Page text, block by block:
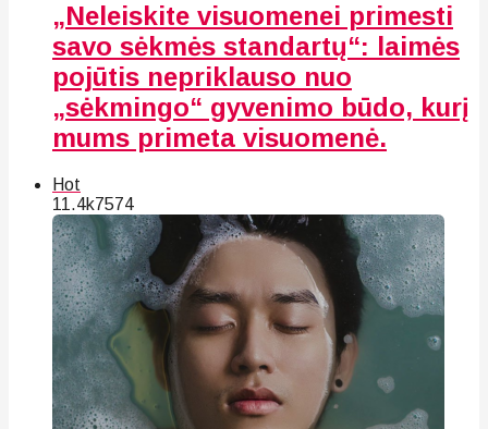
„Neleiskite visuomenei primesti
savo sėkmės standartų“: laimės
pojūtis nepriklauso nuo
„sėkmingo“ gyvenimo būdo, kurį
mums primeta visuomenė.
Hot
11.4k7574